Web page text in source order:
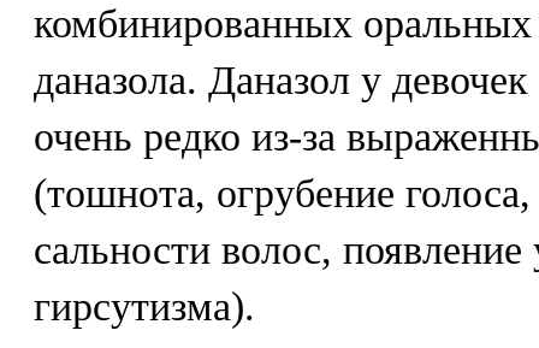
комбинированных оральных
даназола. Даназол у
очень редко из-за
(тошнота, огрубение
сальности волос,
гирсутизма).